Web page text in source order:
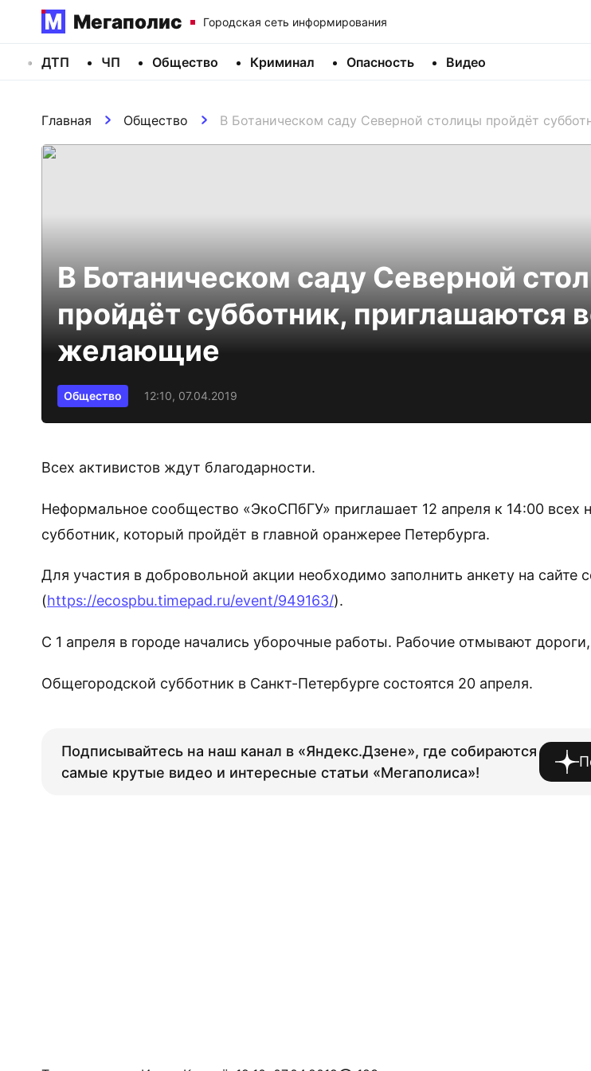
Мегаполис Городская сеть информирования
ДТП ЧП Общество Криминал Опасность Видео
Главная Общество В Ботаническом саду Северной столицы пройдёт
В Ботаническом саду Северной
пройдёт субботник, приглашаются
желающие
Общество 12:10, 07.04.2019
Всех активистов ждут благодарности.
Неформальное сообщество «ЭкоСПбГУ» приглашает 12 апреля к 14:00 всех
субботник, который пройдёт в главной оранжерее Петербурга.
Для участия в добровольной акции необходимо заполнить анкету на сайте
(https://ecospbu.timepad.ru/event/949163/).
С 1 апреля в городе начались уборочные работы. Рабочие отмывают
Общегородской субботник в Санкт-Петербурге состоятся 20 апреля.
Подписывайтесь на наш канал в «Яндекс.Дзене», где собираются
самые крутые видео и интересные статьи «Мегаполиса»!